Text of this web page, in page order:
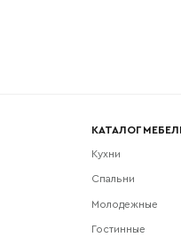
КАТАЛОГ
Кухни
Спальни
Молодежные
Гостинные